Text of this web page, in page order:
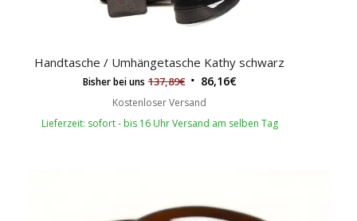
Handtasche / Umhängetasche Kathy schwarz
Bisher bei uns 137,89€ 86,16€
Kostenloser Versand
Lieferzeit: sofort - bis 16 Uhr Versand am selben Tag